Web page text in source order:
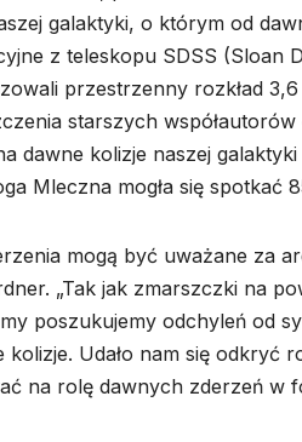
galaktyki, o którym od
z teleskopu SDSS (Sloan
przestrzenny rozkład
starszych
dawne kolizje naszej
Mleczna mogła się spotkać
mogą być uważane za
„Tak jak zmarszczki na
poszukujemy odchyleń od
kolizje. Udało nam się odkryć
na rolę dawnych zderzeń w